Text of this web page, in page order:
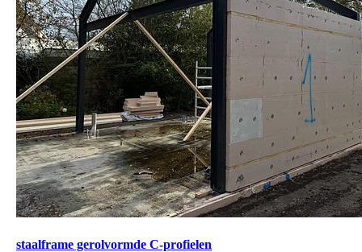
staalframe gerolvormde C-profielen